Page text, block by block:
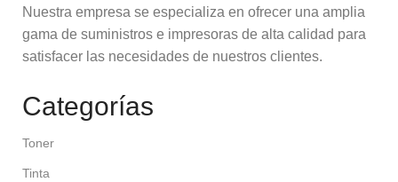
Nuestra empresa se especializa en ofrecer una amplia
gama de suministros e impresoras de alta calidad para
satisfacer las necesidades de nuestros clientes.
Categorías
Toner
Tinta